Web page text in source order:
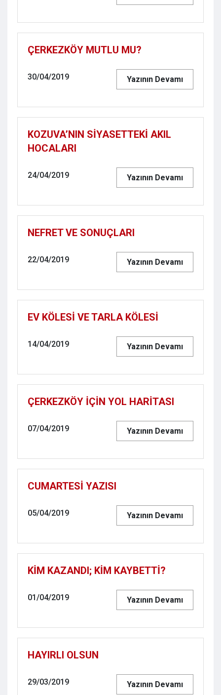
ÇERKEZKÖY MUTLU MU?
30/04/2019 Yazının Devamı
KOZUVA’NIN SİYASETTEKİ AKIL
HOCALARI
24/04/2019 Yazının Devamı
NEFRET VE SONUÇLARI
22/04/2019 Yazının Devamı
EV KÖLESİ VE TARLA KÖLESİ
14/04/2019 Yazının Devamı
ÇERKEZKÖY İÇİN YOL HARİTASI
07/04/2019 Yazının Devamı
CUMARTESİ YAZISI
05/04/2019 Yazının Devamı
KİM KAZANDI; KİM KAYBETTİ?
01/04/2019 Yazının Devamı
HAYIRLI OLSUN
29/03/2019 Yazının Devamı